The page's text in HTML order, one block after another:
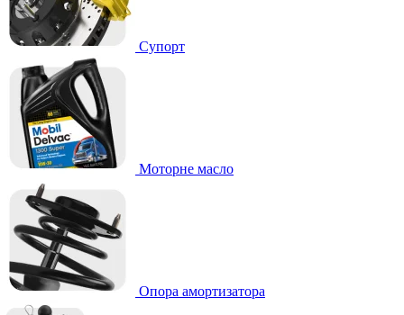
Супорт
Моторне масло
Опора амортизатора